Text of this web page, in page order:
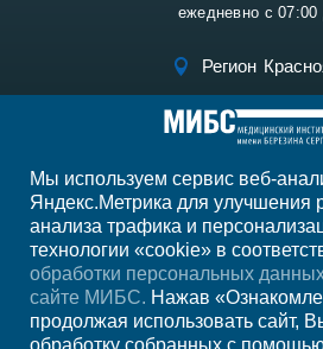
ежедневно с 07:00
Регион
Записаться
прием
Мы в социальных
Мы используем сервис веб-
Яндекс.Метрика для улучшения
анализа трафика и
технологии «cookie» в
обработки персональных
сайте МИБС. Нажав
продолжая использовать сайт,
обработку собранных с